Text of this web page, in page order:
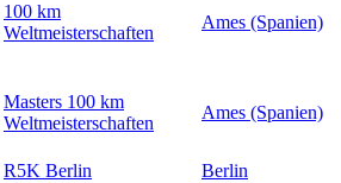
100 km
Weltmeisterschaften
Ames (Spanien)
Masters 100 km
Weltmeisterschaften
Ames (Spanien)
R5K Berlin
Berlin